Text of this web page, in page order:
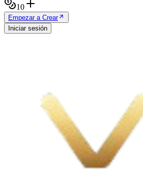
10
Empezar a Crear
Iniciar sesión